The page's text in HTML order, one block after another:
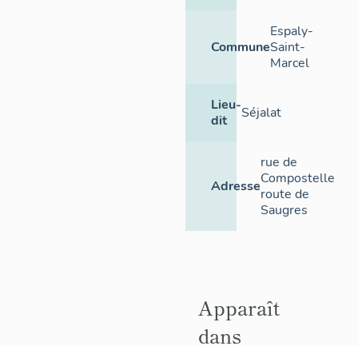
Commune
Espaly-
Saint-
Marcel
Lieu-
dit
Séjalat
Adresse
rue de
Compostelle
route de
Saugres
Apparaît
dans